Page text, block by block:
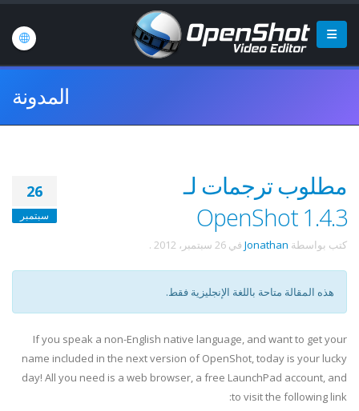
المدونة
26
سبتمبر
مطلوب ترجمات لـ
OpenShot 1.4.3
كتب بواسطة Jonathan في 26 سبتمبر، 2012 .
هذه المقالة متاحة باللغة الإنجليزية فقط.
If you speak a non-English native language, and want to get your
name included in the next version of OpenShot, today is your lucky
day! All you need is a web browser, a free LaunchPad account, and
to visit the following link: